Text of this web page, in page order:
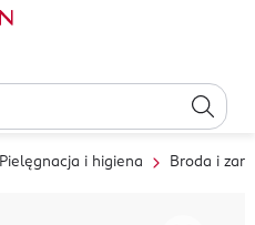
Pielęgnacja i higiena Broda i